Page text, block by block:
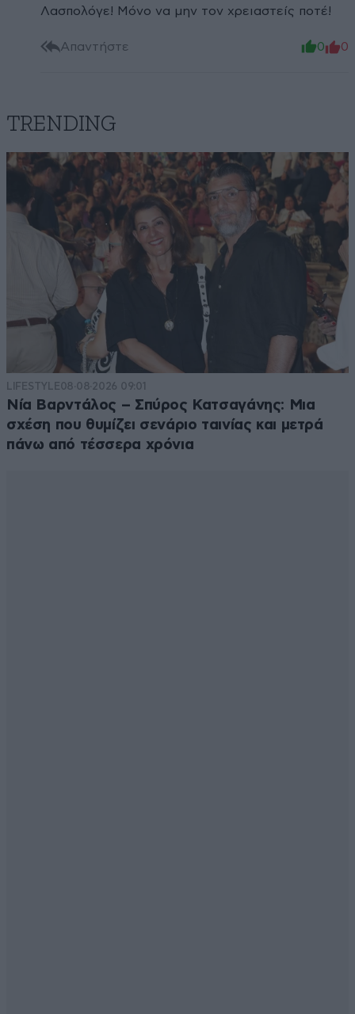
Λασπολόγε! Μόνο να μην τον χρειαστείς ποτέ!
Απαντήστε 0 0
TRENDING
LIFESTYLE08·08·2026 09:01
Νία Βαρντάλος – Σπύρος Κατσαγάνης: Μια
σχέση που θυμίζει σενάριο ταινίας και μετρά
πάνω από τέσσερα χρόνια